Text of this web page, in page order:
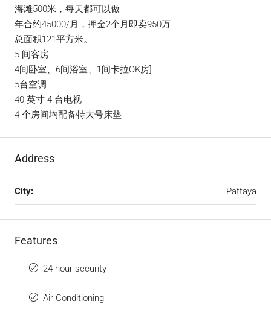
海滩500米，每天都可以做
年合约45000/月，押金2个月即卖950万
总面积121平方米。
5 间客房
4间卧室、6间浴室、1间卡拉OK房]
5台空调
40 英寸 4 台电视
4 个房间均配备特大号床垫
Address
City: Pattaya
Features
24 hour security
Air Conditioning